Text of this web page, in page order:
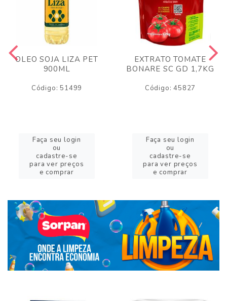
OLEO SOJA LIZA PET
900ML
Código: 51499
Faça seu login
ou
cadastre-se
para ver preços
e comprar
EXTRATO TOMATE
BONARE SC GD 1,7KG
Código: 45827
Faça seu login
ou
cadastre-se
para ver preços
e comprar